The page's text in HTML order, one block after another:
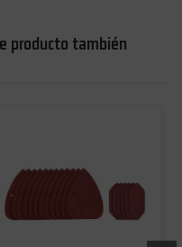
producto también